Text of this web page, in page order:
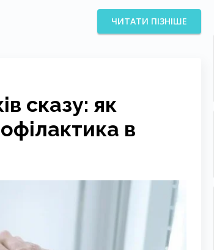
ЧИТАТИ ПІЗНІШЕ
сказу: як
в